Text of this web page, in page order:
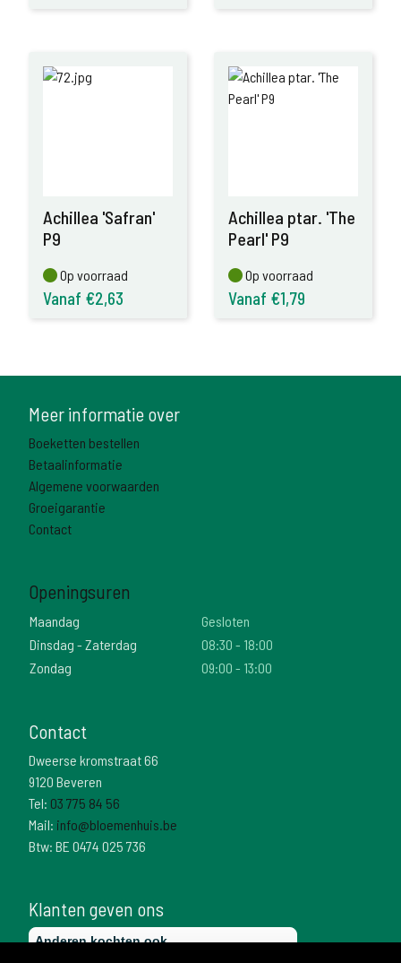
Achillea 'Safran'
P9
Op voorraad
Op voorraad
Vanaf €2,63
Achillea ptar. 'The
Pearl' P9
Op voorraad
Op voorraad
Vanaf €1,79
Meer informatie over
Boeketten bestellen
Betaalinformatie
Algemene voorwaarden
Groeigarantie
Contact
Openingsuren
Maandag
Gesloten
Dinsdag - Zaterdag
08:30 - 18:00
Zondag
09:00 - 13:00
Contact
Dweerse kromstraat 66
9120 Beveren
Tel: 03 775 84 56
Mail: info@bloemenhuis.be
Btw: BE 0474 025 736
Klanten geven ons